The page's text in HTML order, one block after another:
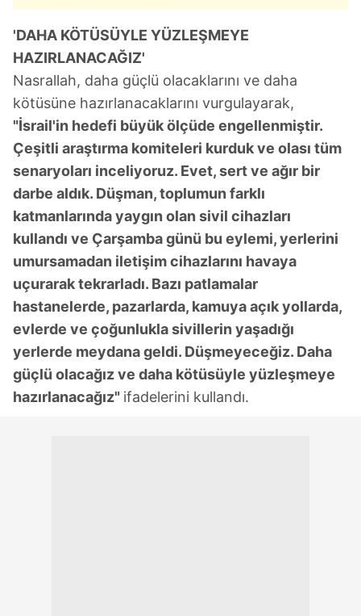
'DAHA KÖTÜSÜYLE YÜZLEŞMEYE
HAZIRLANACAĞIZ'
Nasrallah, daha güçlü olacaklarını ve daha
kötüsüne hazırlanacaklarını vurgulayarak,
"İsrail'in hedefi büyük ölçüde engellenmiştir.
Çeşitli araştırma komiteleri kurduk ve olası tüm
senaryoları inceliyoruz. Evet, sert ve ağır bir
darbe aldık. Düşman, toplumun farklı
katmanlarında yaygın olan sivil cihazları
kullandı ve Çarşamba günü bu eylemi, yerlerini
umursamadan iletişim cihazlarını havaya
uçurarak tekrarladı. Bazı patlamalar
hastanelerde, pazarlarda, kamuya açık yollarda,
evlerde ve çoğunlukla sivillerin yaşadığı
yerlerde meydana geldi. Düşmeyeceğiz. Daha
güçlü olacağız ve daha kötüsüyle yüzleşmeye
hazırlanacağız" ifadelerini kullandı.